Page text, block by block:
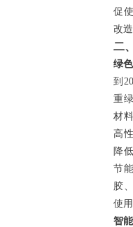
促
改造
二
绿
到
重
材
高
降
节
胶
使
智